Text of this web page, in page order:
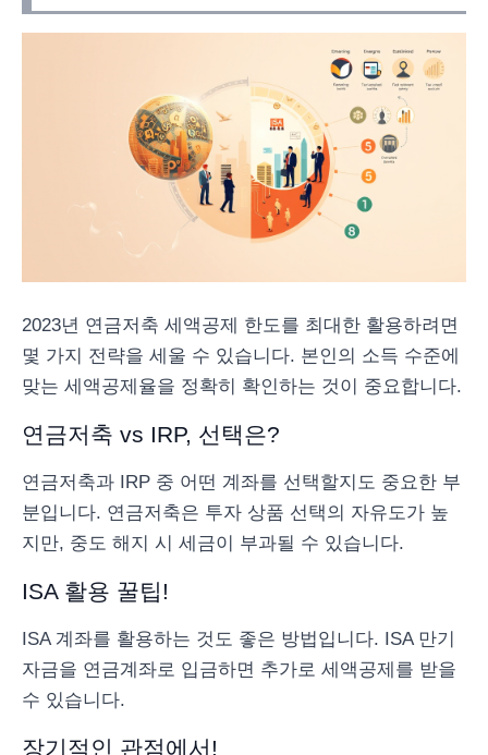
2023년 연금저축 세액공제 한도를 최대한 활용하려면
몇 가지 전략을 세울 수 있습니다. 본인의 소득 수준에
맞는 세액공제율을 정확히 확인하는 것이 중요합니다.
연금저축 vs IRP, 선택은?
연금저축과 IRP 중 어떤 계좌를 선택할지도 중요한 부
분입니다. 연금저축은 투자 상품 선택의 자유도가 높
지만, 중도 해지 시 세금이 부과될 수 있습니다.
ISA 활용 꿀팁!
ISA 계좌를 활용하는 것도 좋은 방법입니다. ISA 만기
자금을 연금계좌로 입금하면 추가로 세액공제를 받을
수 있습니다.
장기적인 관점에서!